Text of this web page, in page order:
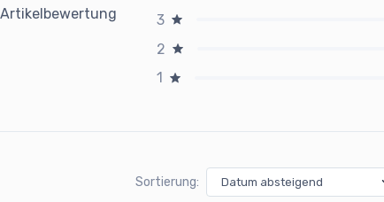
3
2
1
Sortierung: